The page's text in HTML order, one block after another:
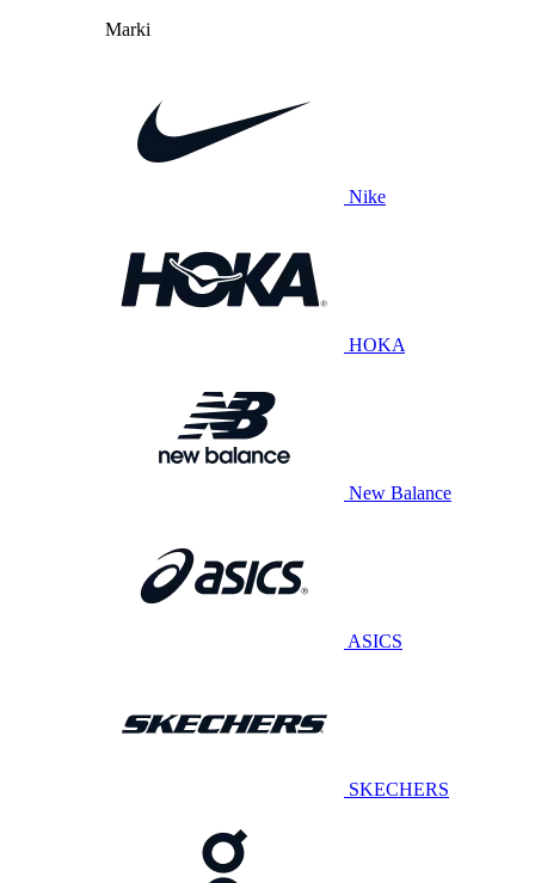
Marki
Nike
HOKA
New Balance
ASICS
SKECHERS